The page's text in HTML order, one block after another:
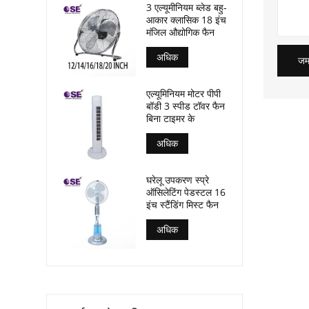
3 एल्यूमीनियम ब्लेड बहु-
आकार क्लासिक 18 इंच
मंजिल औद्योगिक फैन
अधिक
एल्यूमिनियम मोटर पीपी
बॉडी 3 स्पीड टॉवर फैन
बिना टाइमर के
अधिक
घरेलू उपकरण स्प्रे
ऑसिलेटिंग पेडस्टल 16
इंच स्टैंडिंग मिस्ट फैन
अधिक